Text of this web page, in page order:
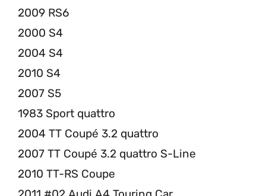
2009 RS6
2000 S4
2004 S4
2010 S4
2007 S5
1983 Sport quattro
2004 TT Coupé 3.2 quattro
2007 TT Coupé 3.2 quattro S-Line
2010 TT-RS Coupe